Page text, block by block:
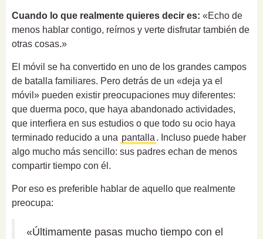
Cuando lo que realmente quieres decir es: «Echo de
menos hablar contigo, reírnos y verte disfrutar también de
otras cosas.»
El móvil se ha convertido en uno de los grandes campos
de batalla familiares. Pero detrás de un «deja ya el
móvil» pueden existir preocupaciones muy diferentes:
que duerma poco, que haya abandonado actividades,
que interfiera en sus estudios o que todo su ocio haya
terminado reducido a una pantalla . Incluso puede haber
algo mucho más sencillo: sus padres echan de menos
compartir tiempo con él.
Por eso es preferible hablar de aquello que realmente
preocupa:
«Últimamente pasas mucho tiempo con el